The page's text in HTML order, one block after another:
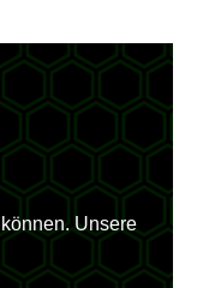
Unsere